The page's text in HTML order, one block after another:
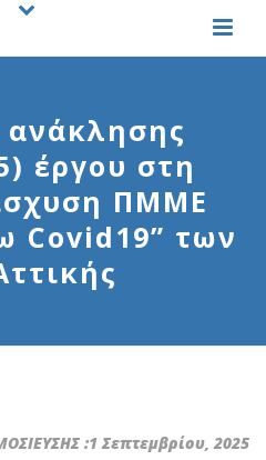
έργου στη
ΠΜΜΕ
Covid19” των
:1 Σεπτεμβρίου, 2025